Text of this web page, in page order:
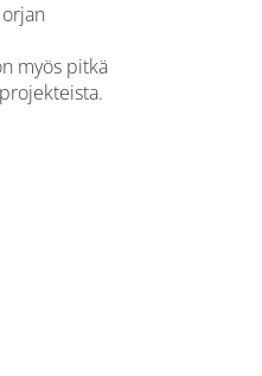
myös pitkä